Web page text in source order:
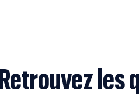
Retrouvez les